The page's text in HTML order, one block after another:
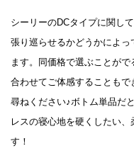
シーリーのDCタイプに関し
張り巡らせるかどうかによ
ます。同価格で選ぶことが
合わせてご体感することも
尋ねください♪ボトム単品だ
レスの寝心地を硬くしたい
す！